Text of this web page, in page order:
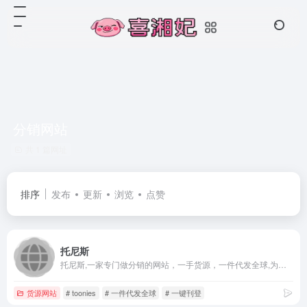
排序 发布 更新 浏览 点赞
托尼斯
货源网站 # toonies # 一件代发全球 # 一键刊登